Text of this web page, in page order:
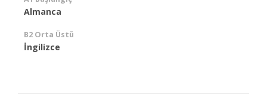
Almanca
B2 Orta Üstü
İngilizce